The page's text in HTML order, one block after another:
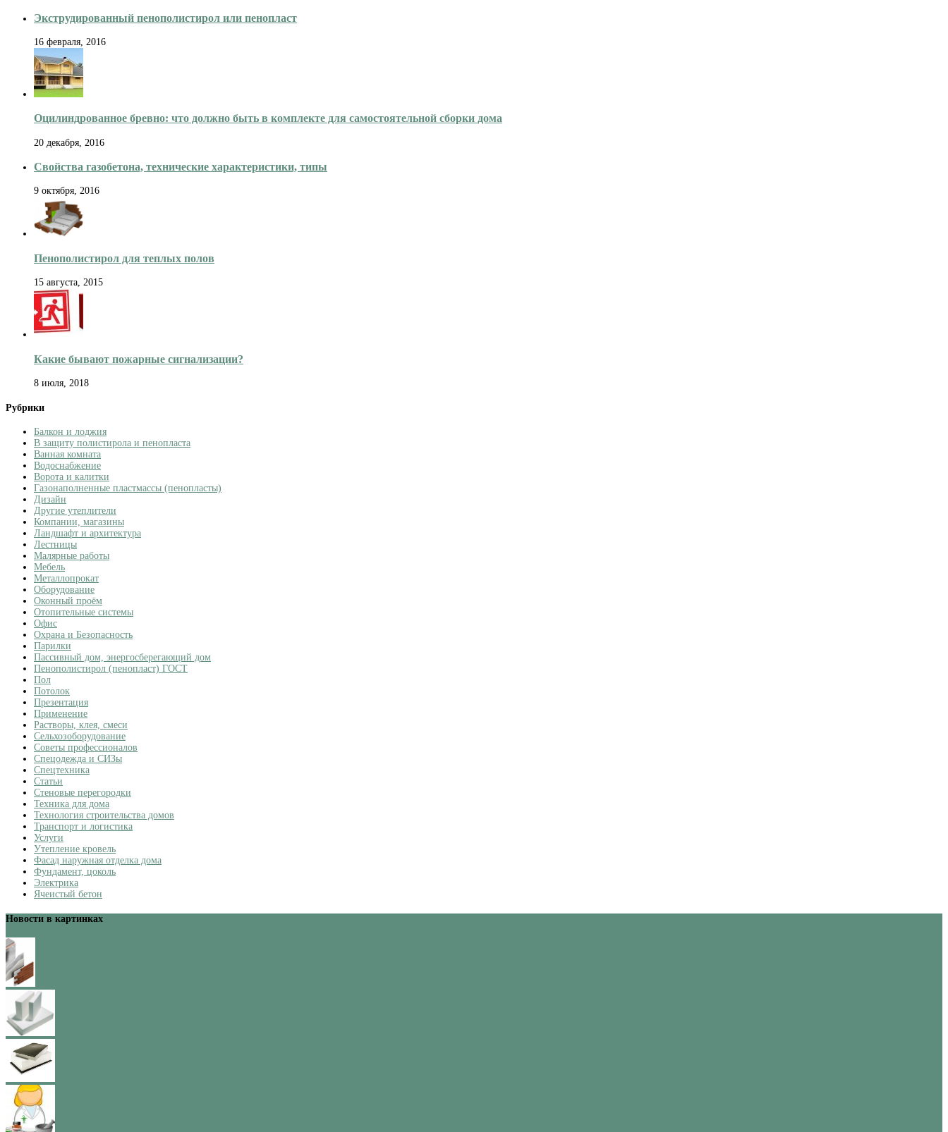
Экструдированный пенополистирол или пенопласт
16 февраля, 2016
Оцилиндрованное бревно: что должно быть в комплекте для самостоятельной сборки дома
20 декабря, 2016
Свойства газобетона, технические характеристики, типы
9 октября, 2016
Пенополистирол для теплых полов
15 августа, 2015
Какие бывают пожарные сигнализации?
8 июля, 2018
Рубрики
Балкон и лоджия
В защиту полистирола и пенопласта
Ванная комната
Водоснабжение
Ворота и калитки
Газонаполненные пластмассы (пенопласты)
Дизайн
Другие утеплители
Компании, магазины
Ландшафт и архитектура
Лестницы
Малярные работы
Мебель
Металлопрокат
Оборудование
Оконный проём
Отопительные системы
Офис
Охрана и Безопасность
Парилки
Пассивный дом, энергосберегающий дом
Пенополистирол (пенопласт) ГОСТ
Пол
Потолок
Презентация
Применение
Растворы, клея, смеси
Сельхозоборудование
Советы профессионалов
Спецодежда и СИЗы
Спецтехника
Статьи
Стеновые перегородки
Техника для дома
Технология строительства домов
Транспорт и логистика
Услуги
Утепление кровель
Фасад наружная отделка дома
Фундамент, цоколь
Электрика
Ячеистый бетон
Новости в картинках